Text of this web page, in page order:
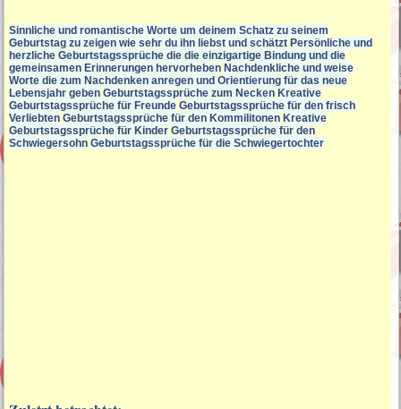
Sinnliche und romantische Worte um deinem Schatz zu seinem
Geburtstag zu zeigen wie sehr du ihn liebst und schätzt Persönliche und
herzliche Geburtstagssprüche die die einzigartige Bindung und die
gemeinsamen Erinnerungen hervorheben Nachdenkliche und weise
Worte die zum Nachdenken anregen und Orientierung für das neue
Lebensjahr geben Geburtstagssprüche zum Necken Kreative
Geburtstagssprüche für Freunde Geburtstagssprüche für den frisch
Verliebten Geburtstagssprüche für den Kommilitonen Kreative
Geburtstagssprüche für Kinder Geburtstagssprüche für den
Schwiegersohn Geburtstagssprüche für die Schwiegertochter